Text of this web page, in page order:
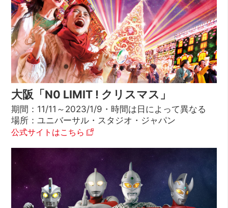
大阪「N0 LIMIT ! クリスマス」
期間：11/11～2023/1/9・時間は日によって異なる
場所：ユニバーサル・スタジオ・ジャパン
公式サイトはこちら